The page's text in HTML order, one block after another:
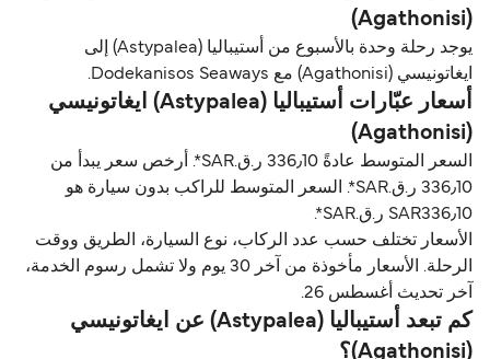
(Agathonisi)
يوجد رحلة وحدة بالأسبوع من أستيباليا (Astypalea) إلى
ايغاتونيسي (Agathonisi) مع Dodekanisos Seaways.
أسعار عبّارات أستيباليا (Astypalea) ايغاتونيسي
(Agathonisi)
السعر المتوسط عادةً 336٫10 ر.ق.‏SAR*. أرخص سعر يبدأ من
336٫10 ر.ق.‏SAR*. السعر المتوسط للراكب بدون سيارة هو
SAR336٫10 ر.ق.‏SAR*.
الأسعار تختلف حسب عدد الركاب، نوع السيارة، الطريق ووقت
الرحلة. الأسعار مأخوذة من آخر 30 يوم ولا تشمل رسوم الخدمة،
آخر تحديث أغسطس 26.
كم تبعد أستيباليا (Astypalea) عن ايغاتونيسي
(Agathonisi)؟